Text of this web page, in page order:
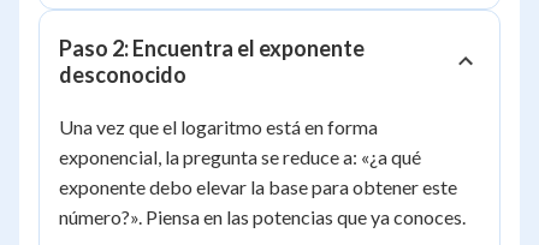
Paso 2: Encuentra el exponente
desconocido
Una vez que el logaritmo está en forma
exponencial, la pregunta se reduce a: «¿a qué
exponente debo elevar la base para obtener este
número?». Piensa en las potencias que ya conoces.